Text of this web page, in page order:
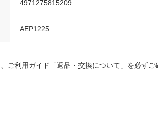
4971275815209
AEP1225
ご利用ガイド「返品・交換について」を必ずご